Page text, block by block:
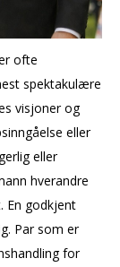
ofte
spektakulære
visjoner og
eller
eller
hverandre
En godkjent
Par som er
for